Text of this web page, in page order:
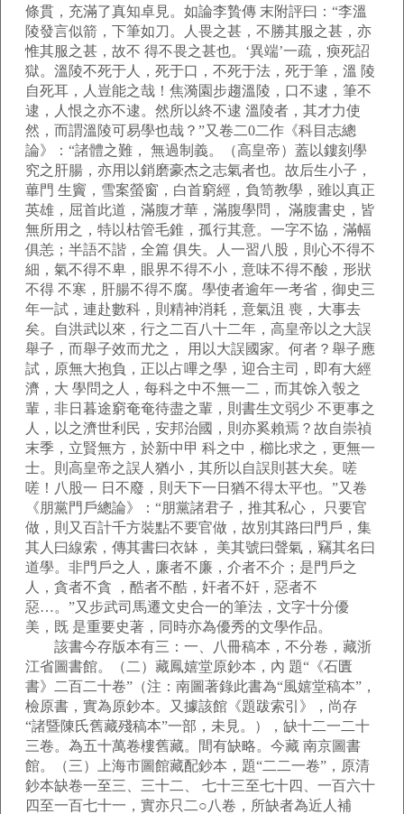
條貫，充滿了真知卓見。如論李贄傳 末附評曰：“李溫
陵發言似箭，下筆如刀。人畏之甚，不勝其服之甚，亦
惟其服之甚，故不 得不畏之甚也。‘異端’一疏，瘐死詔
獄。溫陵不死于人，死于口，不死于法，死于筆，溫 陵
自死耳，人豈能之哉！焦漪園步趨溫陵，口不逮，筆不
逮，人恨之亦不逮。然所以終不逮 溫陵者，其才力使
然，而謂溫陵可易學也哉？”又卷二0二作《科目志總
論》：“諸體之難， 無過制義。（高皇帝）蓋以鏤刻學
究之肝腸，亦用以銷磨豪杰之志氣者也。故后生小子，
蓽門 生竇，雪案螢窗，白首窮經，負笥教學，雖以真正
英雄，屈首此道，滿腹才華，滿腹學問， 滿腹書史，皆
無所用之，特以枯管毛錐，孤行其意。一字不協，滿幅
俱恙；半語不諧，全篇 俱失。人一習八股，則心不得不
細，氣不得不卑，眼界不得不小，意味不得不酸，形狀
不得 不寒，肝腸不得不腐。學使者逾年一考省，御史三
年一試，連赴數科，則精神消耗，意氣沮 喪，大事去
矣。自洪武以來，行之二百八十二年，高皇帝以之大誤
舉子，而舉子效而尤之， 用以大誤國家。何者？舉子應
試，原無大抱負，正以占嗶之學，迎合主司，即有大經
濟，大 學問之人，每科之中不無一二，而其馀入彀之
輩，非日暮途窮奄奄待盡之輩，則書生文弱少 不更事之
人，以之濟世利民，安邦治國，則亦奚賴焉？故自崇禎
末季，立賢無方，於新中甲 科之中，櫛比求之，更無一
士。則高皇帝之誤人猶小，其所以自誤則甚大矣。嗟
嗟！八股一 日不廢，則天下一日猶不得太平也。”又卷
《朋黨門戶總論》：“朋黨諸君子，推其私心， 只要官
做，則又百計千方裝點不要官做，故別其路曰門戶，集
其人曰線索，傳其書曰衣缽， 美其號曰聲氣，竊其名曰
道學。非門戶之人，廉者不廉，介者不介；是門戶之
人，貪者不貪 ，酷者不酷，奸者不奸，惡者不
惡…。”又步武司馬遷文史合一的筆法，文字十分優
美，既 是重要史著，同時亦為優秀的文學作品。
該書今存版本有三：一、八冊稿本，不分卷，藏浙
江省圖書館。（二）藏鳳嬉堂原鈔本，內 題“《石匱
書》二百二十卷”（注：南圖著錄此書為“風嬉堂稿本”，
檢原書，實為原鈔本。又據該館《題跋索引》，尚存
“諸暨陳氏舊藏殘稿本”一部，未見。），缺十二一二十
三卷。為五十萬卷樓舊藏。間有缺略。今藏 南京圖書
館。（三）上海市圖館藏配鈔本，題“二二一卷”，原清
鈔本缺卷一至三、三十二、 七十三至七十四、一百六十
四至一百七十一，實亦只二○八卷，所缺者為近人補